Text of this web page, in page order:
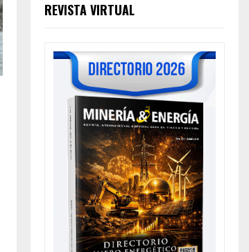
REVISTA VIRTUAL